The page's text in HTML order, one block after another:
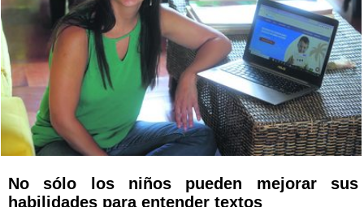
No sólo los niños pueden mejorar sus
habilidades para entender textos